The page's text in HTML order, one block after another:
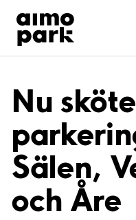
Hitta parkering
Samarbete
Kundservice
Nu
Sälen,
och Åre